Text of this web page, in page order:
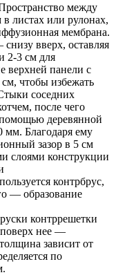
между
в листах или рулонах,
мембрана.
вверх, оставляя
2-3 см для
верхней панели с
чтобы избежать
соседних
после чего
деревянной
мм. Благодаря ему
зазор в 5 см
слоями конструкции
контрбрус,
— образование
контррешетки
поверх нее —
зависит от
по